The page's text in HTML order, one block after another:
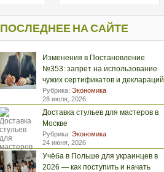
ПОСЛЕДНЕЕ НА САЙТЕ
Изменения в Постановление
№353: запрет на использование
чужих сертификатов и деклараций
Рубрика: Экономика
28 июля, 2026
Доставка стульев для мастеров в
Москве
Рубрика: Экономика
24 июня, 2026
Учёба в Польше для украинцев в
2026 — как поступить и начать